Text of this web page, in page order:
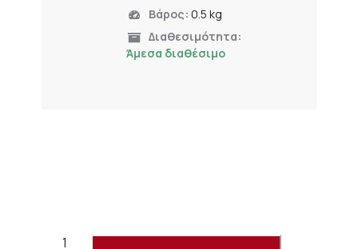
Βάρος: 0.5 kg
Διαθεσιμότητα:
Άμεσα διαθέσιμο